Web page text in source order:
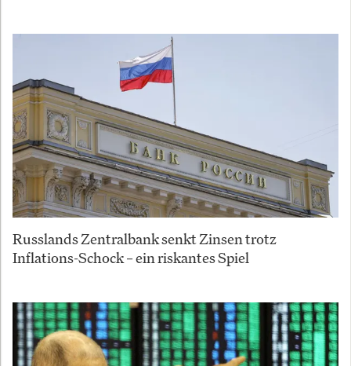
Russlands Zentralbank senkt Zinsen trotz
Inflations-Schock – ein riskantes Spiel